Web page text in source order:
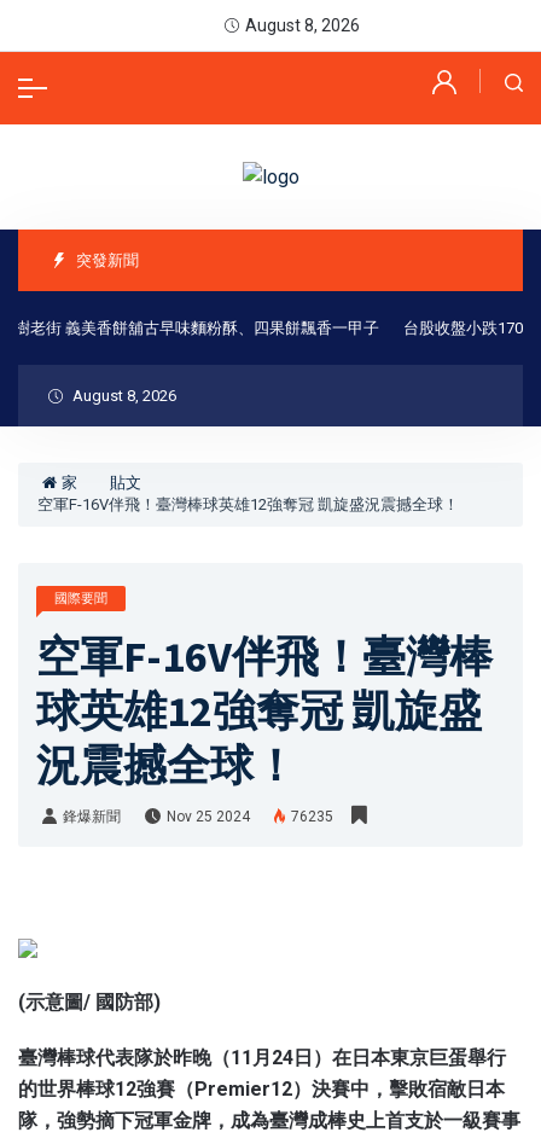
August 8, 2026
突發新聞
老街 義美香餅舖古早味麵粉酥、四果餅飄香一甲子 台股收盤小跌170
August 8, 2026
家
貼文
空軍F-16V伴飛！臺灣棒球英雄12強奪冠 凱旋盛況震撼全球！
國際要聞
空軍F-16V伴飛！臺灣棒
球英雄12強奪冠 凱旋盛
況震撼全球！
鋒爆新聞 Nov 25 2024 76235
(示意圖/ 國防部)
臺灣棒球代表隊於昨晚（11月24日）在日本東京巨蛋舉行
的世界棒球12強賽（Premier12）決賽中，擊敗宿敵日本
隊，強勢摘下冠軍金牌，成為臺灣成棒史上首支於一級賽事